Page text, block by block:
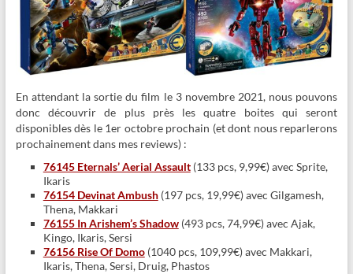
En attendant la sortie du film le 3 novembre 2021, nous pouvons
donc découvrir de plus près les quatre boites qui seront
disponibles dès le 1er octobre prochain (et dont nous reparlerons
prochainement dans mes reviews) :
76145 Eternals’ Aerial Assault(133 pcs, 9,99€) avec Sprite,
Ikaris
76154 Devinat Ambush(197 pcs, 19,99€) avec Gilgamesh,
Thena, Makkari
76155 In Arishem’s Shadow(493 pcs, 74,99€) avec Ajak,
Kingo, Ikaris, Sersi
76156 Rise Of Domo(1040 pcs, 109,99€) avec Makkari,
Ikaris, Thena, Sersi, Druig, Phastos